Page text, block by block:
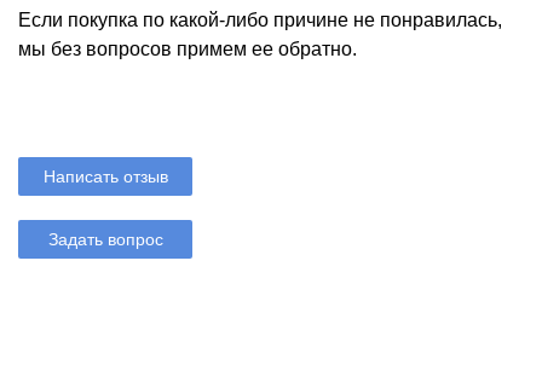
Если покупка по какой-либо причине не понравилась,
мы без вопросов примем ее обратно.
Написать отзыв
Задать вопрос